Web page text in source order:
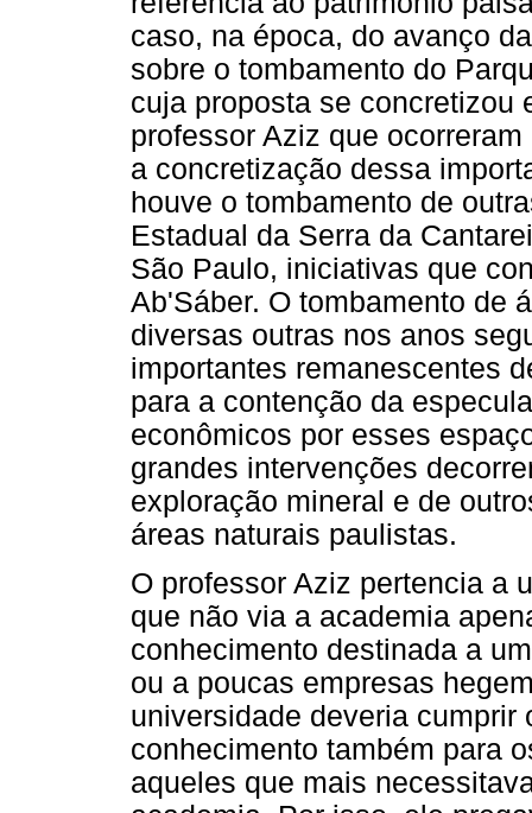
caso, na época, do avanço
sobre o tombamento do
cuja proposta se concretizou
professor Aziz que
a concretização dessa
houve o tombamento de
Estadual da Serra da
São Paulo, iniciativas que
Ab'Sáber. O tombamento de
diversas outras nos anos
importantes remanescentes
para a contenção da
econômicos por esses
grandes intervenções
exploração mineral e de
áreas naturais paulistas.
O professor Aziz pertencia a
que não via a academia
conhecimento destinada a
ou a poucas empresas
universidade deveria
conhecimento também para
aqueles que mais